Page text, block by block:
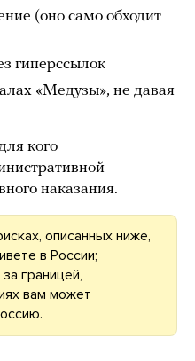
(оно само обходит
гиперссылок
«Медузы», не давая
кого
наказания.
описанных ниже,
в России;
границей,
вам может